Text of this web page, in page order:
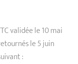
validée le 10 mai
le 5 juin
: